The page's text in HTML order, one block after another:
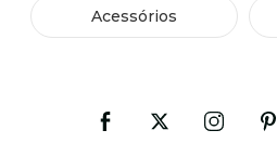
Acessórios